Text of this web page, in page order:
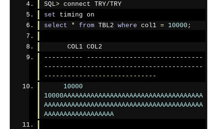
SQL> connect TRY/TRY
set timing on
select
* from TBL2 where col1 = 10000 ;
      COL1 COL2
----------
------------------------------
-----------------------------------------
-----------------------------
10000
10000AAAAAAAAAAAAAAAAAAAAAAAAAAAAAAAAAAAA
AAAAAAAAAAAAAAAAAAAAAAAAAAAAAAAAAAAAAAAAA
AAAAAAAAAAAAAAAAAA